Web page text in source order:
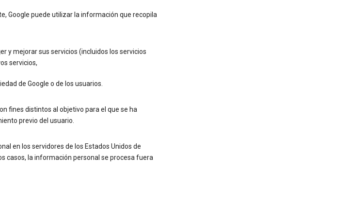
Google puede utilizar la información que recopila
y mejorar sus servicios (incluidos los servicios
servicios,
de Google o de los usuarios.
fines distintos al objetivo para el que se ha
previo del usuario.
en los servidores de los Estados Unidos de
casos, la información personal se procesa fuera